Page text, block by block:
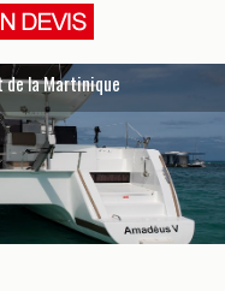
de la Martinique